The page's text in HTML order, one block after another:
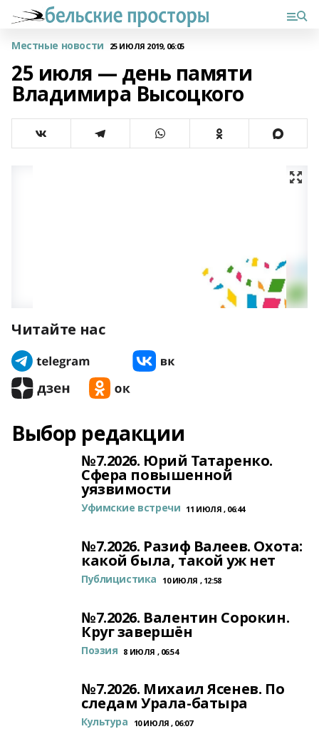
Местные новости 25 ИЮЛЯ 2019, 06:05
25 июля — день памяти
Владимира Высоцкого
Читайте нас
Выбор редакции
№7.2026. Юрий Татаренко.
Сфера повышенной
уязвимости
Уфимские встречи 11 ИЮЛЯ , 06:44
№7.2026. Разиф Валеев. Охота:
какой была, такой уж нет
Публицистика 10 ИЮЛЯ , 12:58
№7.2026. Валентин Сорокин.
Круг завершён
Поэзия 8 ИЮЛЯ , 06:54
№7.2026. Михаил Ясенев. По
следам Урала-батыра
Культура 10 ИЮЛЯ , 06:07